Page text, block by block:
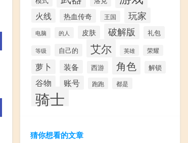
火线 热血传奇 王国 玩家
电脑 的人 皮肤 破解版 礼包
等级 自己的 艾尔 英雄 荣耀
萝卜 装备 西游 角色 解锁
谷物 账号 跑跑 都是
骑士
猜你想看的文章